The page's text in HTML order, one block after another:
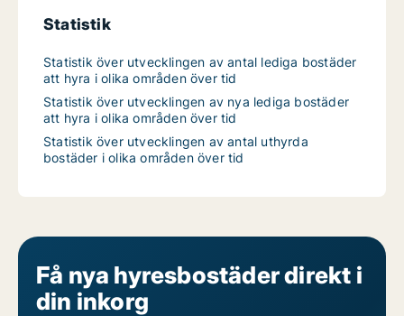
Statistik
Statistik över utvecklingen av antal lediga bostäder
att hyra i olika områden över tid
Statistik över utvecklingen av nya lediga bostäder
att hyra i olika områden över tid
Statistik över utvecklingen av antal uthyrda
bostäder i olika områden över tid
Få nya hyresbostäder direkt i
din inkorg